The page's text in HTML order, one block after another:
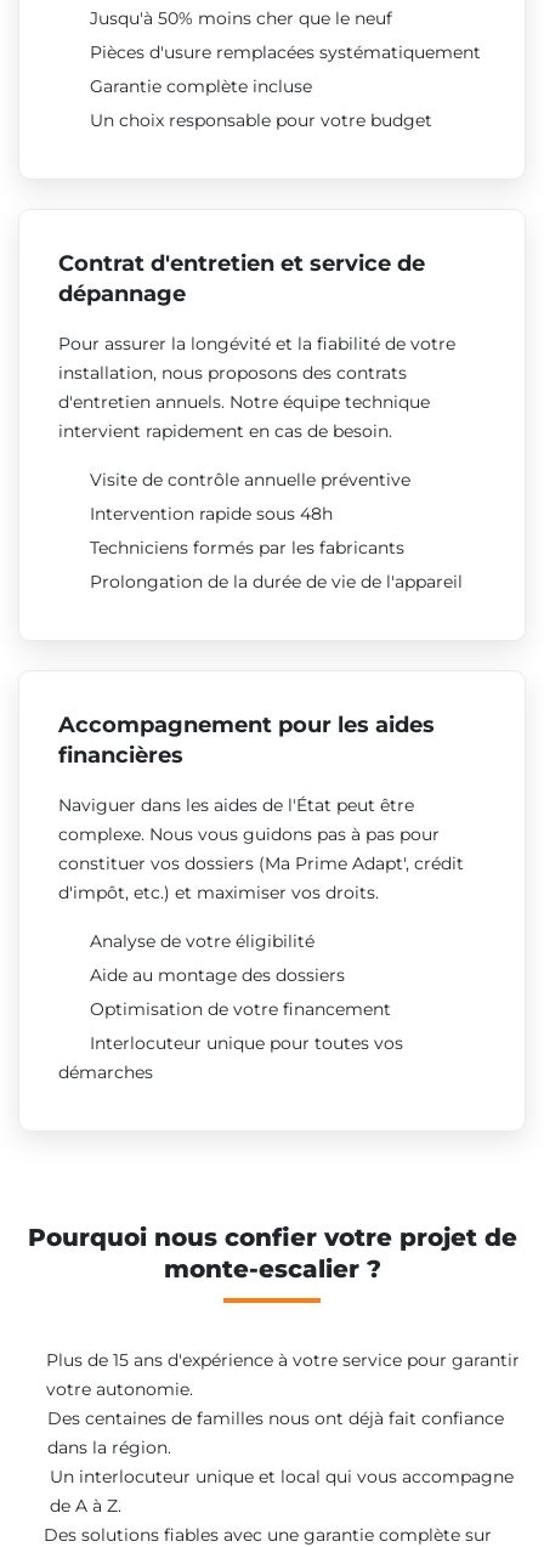
Jusqu'à 50% moins cher que le neuf
Pièces d'usure remplacées systématiquement
Garantie complète incluse
Un choix responsable pour votre budget
Contrat d'entretien et service de
dépannage
Pour assurer la longévité et la fiabilité de votre
installation, nous proposons des contrats
d'entretien annuels. Notre équipe technique
intervient rapidement en cas de besoin.
Visite de contrôle annuelle préventive
Intervention rapide sous 48h
Techniciens formés par les fabricants
Prolongation de la durée de vie de l'appareil
Accompagnement pour les aides
financières
Naviguer dans les aides de l'État peut être
complexe. Nous vous guidons pas à pas pour
constituer vos dossiers (Ma Prime Adapt', crédit
d'impôt, etc.) et maximiser vos droits.
Analyse de votre éligibilité
Aide au montage des dossiers
Optimisation de votre financement
Interlocuteur unique pour toutes vos
démarches
Pourquoi nous confier votre projet de
monte-escalier ?
Plus de 15 ans d'expérience à votre service pour garantir
votre autonomie.
Des centaines de familles nous ont déjà fait confiance
dans la région.
Un interlocuteur unique et local qui vous accompagne
de A à Z.
Des solutions fiables avec une garantie complète sur